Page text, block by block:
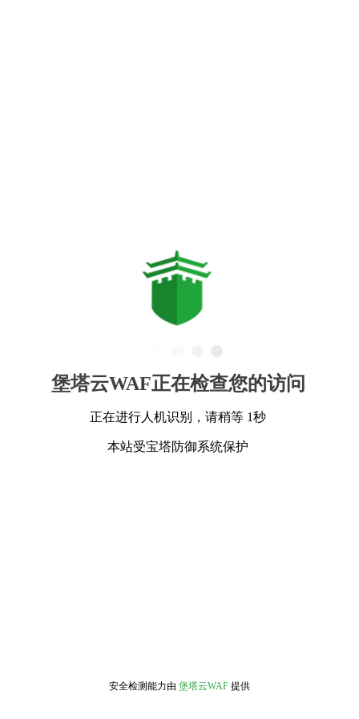
堡塔云WAF正在检查您的访问
正在进行人机识别，请稍等 1秒
本站受宝塔防御系统保护
安全检测能力由 堡塔云WAF 提供